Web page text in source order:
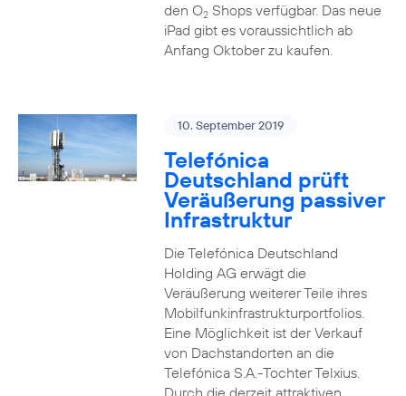
den O2Shops verfügbar. Das neue
iPad gibt es voraussichtlich ab
Anfang Oktober zu kaufen.
10. September 2019
Telefónica
Deutschland prüft
Veräußerung passiver
Infrastruktur
Die Telefónica Deutschland
Holding AG erwägt die
Veräußerung weiterer Teile ihres
Mobilfunkinfrastrukturportfolios.
Eine Möglichkeit ist der Verkauf
von Dachstandorten an die
Telefónica S.A.-Tochter Telxius.
Durch die derzeit attraktiven